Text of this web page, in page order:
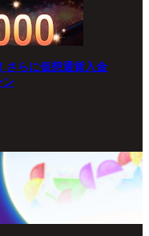
さらに仮想通貨入金
ン